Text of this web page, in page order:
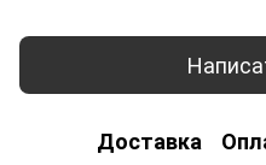
Доставка